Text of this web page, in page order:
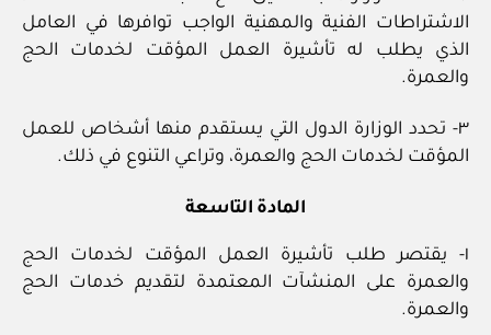
الاشتراطات الفنية والمهنية الواجب توافرها في العامل
الذي يطلب له تأشيرة العمل المؤقت لخدمات الحج
والعمرة.
٣- تحدد الوزارة الدول التي يستقدم منها أشخاص للعمل
المؤقت لخدمات الحج والعمرة، وتراعي التنوع في ذلك.
المادة التاسعة
١- يقتصر طلب تأشيرة العمل المؤقت لخدمات الحج
والعمرة على المنشآت المعتمدة لتقديم خدمات الحج
والعمرة.